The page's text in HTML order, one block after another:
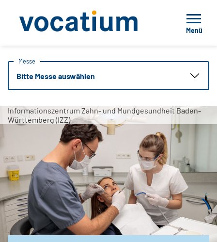
Menü
Messe
Bitte Messe auswählen
Informationszentrum Zahn- und Mundgesundheit Baden-
Württemberg (IZZ)